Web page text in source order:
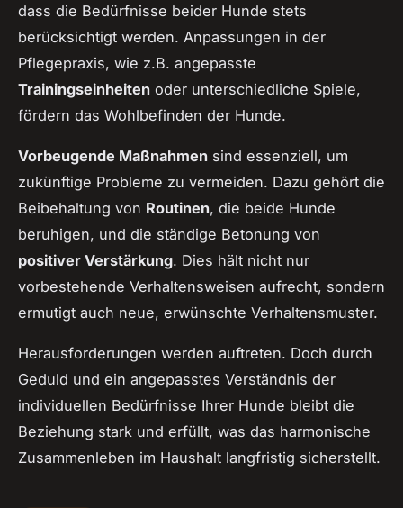
dass die Bedürfnisse beider Hunde stets
berücksichtigt werden. Anpassungen in der
Pflegepraxis, wie z.B. angepasste
Trainingseinheiten oder unterschiedliche Spiele,
fördern das Wohlbefinden der Hunde.
Vorbeugende Maßnahmen sind essenziell, um
zukünftige Probleme zu vermeiden. Dazu gehört die
Beibehaltung von Routinen, die beide Hunde
beruhigen, und die ständige Betonung von
positiver Verstärkung. Dies hält nicht nur
vorbestehende Verhaltensweisen aufrecht, sondern
ermutigt auch neue, erwünschte Verhaltensmuster.
Herausforderungen werden auftreten. Doch durch
Geduld und ein angepasstes Verständnis der
individuellen Bedürfnisse Ihrer Hunde bleibt die
Beziehung stark und erfüllt, was das harmonische
Zusammenleben im Haushalt langfristig sicherstellt.